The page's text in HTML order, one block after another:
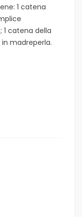
1 catena
catena della
madreperla.